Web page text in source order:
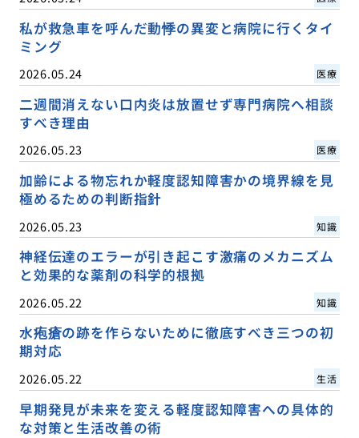
私が救急車を呼んだ動悸の異変と病院に行くタイ
ミング
2026.05.24 医療
二週間消えない口内炎は放置せず専門病院へ相談
すべき理由
2026.05.23 医療
加齢による物忘れか軽度認知障害かの境界線を見
極めるための判断指針
2026.05.23 知識
神経伝達のエラーが引き起こす激痛のメカニズム
と効果的な薬剤の科学的根拠
2026.05.22 知識
水疱瘡の跡を作らないために徹底すべき三つの初
期対応
2026.05.22 生活
早期発見が未来を変える軽度認知障害への具体的
な対策と生活改善の術